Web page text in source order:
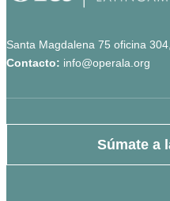
Santa Magdalena 75 oficina
Contacto: info@operala.org
Súmate a